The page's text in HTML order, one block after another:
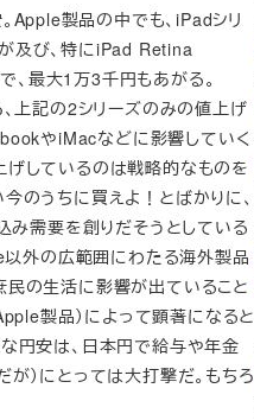
Apple製品の中でも、iPadシリ
及び、特にiPad Retina
最大1万3千円もあがる。
上記の2シリーズのみの値上げ
やiMacなどに影響していく
しているのは戦略的なものを
のうちに買えよ！とばかりに、
需要を創りだそうとしている
外の広範囲にわたる海外製品
の生活に影響が出ていること
製品）によって顕著になると
円安は、日本円で給与や年金
）にとっては大打撃だ。もちろ